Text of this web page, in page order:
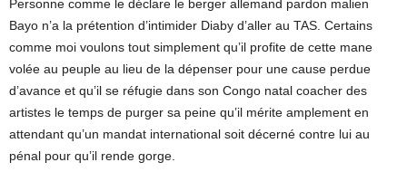
Personne comme le déclare le berger allemand pardon malien
Bayo n’a la prétention d’intimider Diaby d’aller au TAS. Certains
comme moi voulons tout simplement qu’il profite de cette mane
volée au peuple au lieu de la dépenser pour une cause perdue
d’avance et qu’il se réfugie dans son Congo natal coacher des
artistes le temps de purger sa peine qu’il mérite amplement en
attendant qu’un mandat international soit décerné contre lui au
pénal pour qu’il rende gorge.